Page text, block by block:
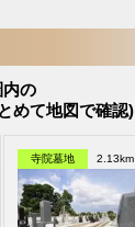
の
めて地図で確認)
寺院墓地 2.13km